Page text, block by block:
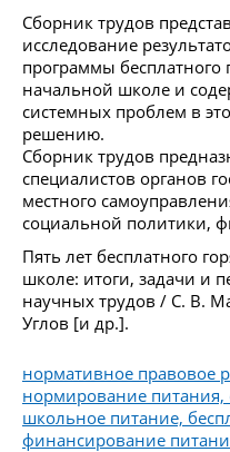
Сборник трудов
исследование
программы бесплатного
начальной школе и
системных проблем в
решению.
Сборник трудов
специалистов органов
местного
социальной политики,
Пять лет бесплатного
школе: итоги, задачи и
научных трудов / С. В.
Углов [и др.].
нормативное правовое
нормирование питания,
школьное питание,
финансирование